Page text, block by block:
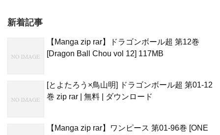
新着記事
【Manga zip rar】ドラゴンボール超 第12巻
[Dragon Ball Chou vol 12] 117MB
[とよたろう×鳥山明] ドラゴンボール超 第01-12
巻 zip rar | 無料 | ダウンロード
【Manga zip rar】ワンピース 第01-96巻 [ONE